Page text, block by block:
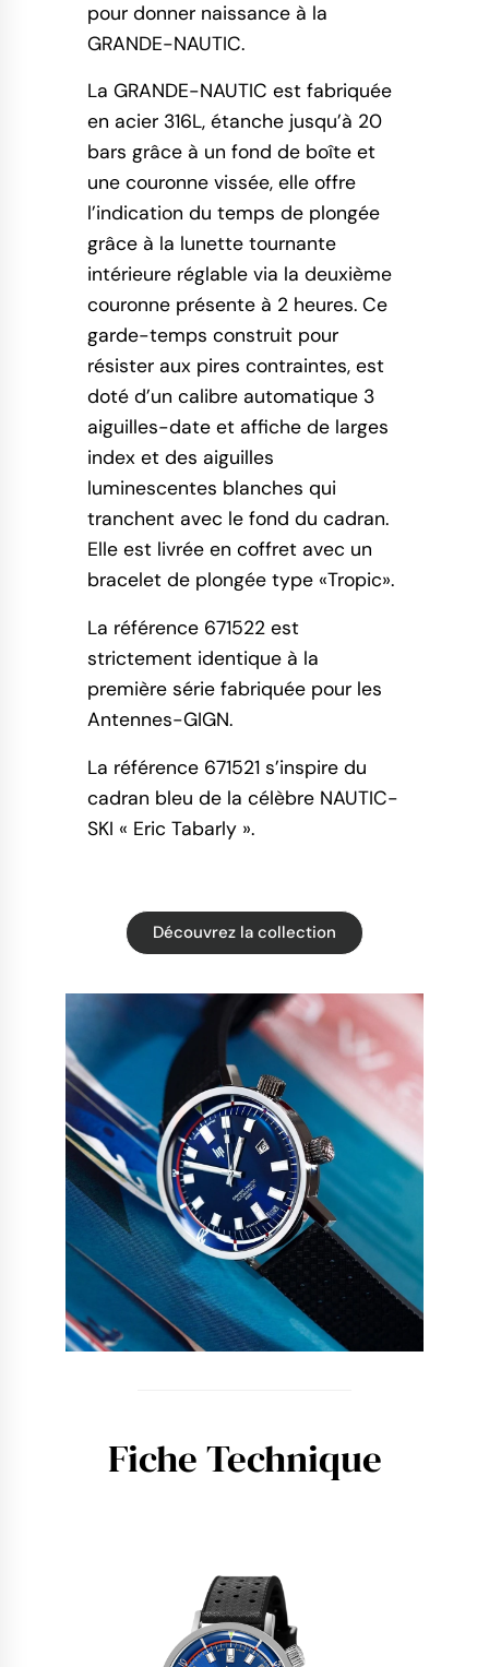
pour donner naissance à la
GRANDE-NAUTIC.
La GRANDE-NAUTIC est fabriquée
en acier 316L, étanche jusqu’à 20
bars grâce à un fond de boîte et
une couronne vissée, elle offre
l’indication du temps de plongée
grâce à la lunette tournante
intérieure réglable via la deuxième
couronne présente à 2 heures. Ce
garde-temps construit pour
résister aux pires contraintes, est
doté d’un calibre automatique 3
aiguilles-date et affiche de larges
index et des aiguilles
luminescentes blanches qui
tranchent avec le fond du cadran.
Elle est livrée en coffret avec un
bracelet de plongée type «Tropic».
La référence 671522 est
strictement identique à la
première série fabriquée pour les
Antennes-GIGN.
La référence 671521 s’inspire du
cadran bleu de la célèbre NAUTIC-
SKI « Eric Tabarly ».
Découvrez la collection
Fiche Technique